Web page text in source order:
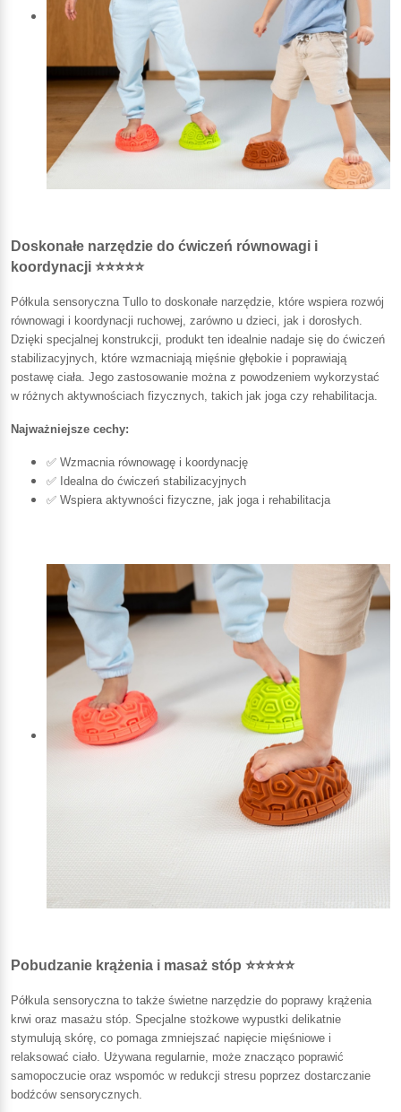
Doskonałe narzędzie do ćwiczeń równowagi i
koordynacji ⭐⭐⭐⭐⭐
Półkula sensoryczna Tullo to doskonałe narzędzie, które wspiera rozwój
równowagi i koordynacji ruchowej, zarówno u dzieci, jak i dorosłych.
Dzięki specjalnej konstrukcji, produkt ten idealnie nadaje się do ćwiczeń
stabilizacyjnych, które wzmacniają mięśnie głębokie i poprawiają
postawę ciała. Jego zastosowanie można z powodzeniem wykorzystać
w różnych aktywnościach fizycznych, takich jak joga czy rehabilitacja.
Najważniejsze cechy:
✅ Wzmacnia równowagę i koordynację
✅ Idealna do ćwiczeń stabilizacyjnych
✅ Wspiera aktywności fizyczne, jak joga i rehabilitacja
Pobudzanie krążenia i masaż stóp ⭐⭐⭐⭐⭐
Półkula sensoryczna to także świetne narzędzie do poprawy krążenia
krwi oraz masażu stóp. Specjalne stożkowe wypustki delikatnie
stymulują skórę, co pomaga zmniejszać napięcie mięśniowe i
relaksować ciało. Używana regularnie, może znacząco poprawić
samopoczucie oraz wspomóc w redukcji stresu poprzez dostarczanie
bodźców sensorycznych.